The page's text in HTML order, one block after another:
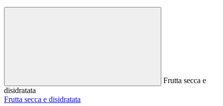
Frutta secca e
disidratata
Frutta secca e disidratata